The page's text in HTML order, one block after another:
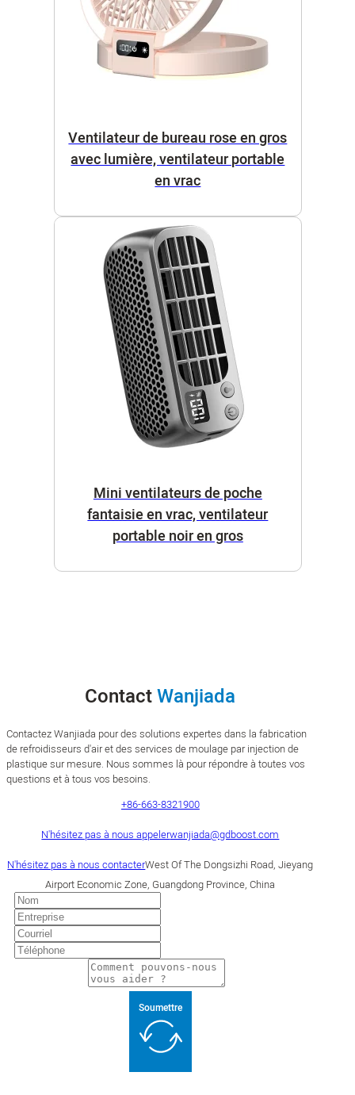
Ventilateur de bureau rose en gros
avec lumière, ventilateur portable
en vrac
Mini ventilateurs de poche
fantaisie en vrac, ventilateur
portable noir en gros
ContactWanjiada
Contactez Wanjiada pour des solutions expertes dans la fabrication
de refroidisseurs d'air et des services de moulage par injection de
plastique sur mesure. Nous sommes là pour répondre à toutes vos
questions et à tous vos besoins.
+86-663-8321900
N'hésitez pas à nous appelerwanjiada@gdboost.com
N'hésitez pas à nous contacterWest Of The Dongsizhi Road, Jieyang
Airport Economic Zone, Guangdong Province, China
Soumettre